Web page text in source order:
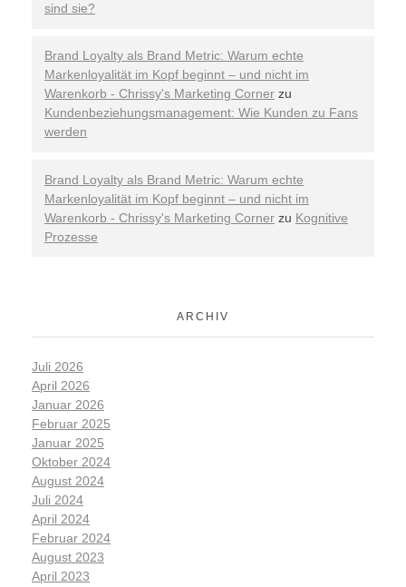
sind sie?
Brand Loyalty als Brand Metric: Warum echte
Markenloyalität im Kopf beginnt – und nicht im
Warenkorb - Chrissy's Marketing Corner zu
Kundenbeziehungsmanagement: Wie Kunden zu Fans
werden
Brand Loyalty als Brand Metric: Warum echte
Markenloyalität im Kopf beginnt – und nicht im
Warenkorb - Chrissy's Marketing Corner zu Kognitive
Prozesse
ARCHIV
Juli 2026
April 2026
Januar 2026
Februar 2025
Januar 2025
Oktober 2024
August 2024
Juli 2024
April 2024
Februar 2024
August 2023
April 2023